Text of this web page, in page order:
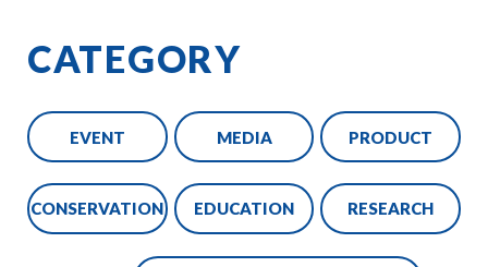
CATEGORY
EVENT MEDIA PRODUCT
CONSERVATION EDUCATION RESEARCH